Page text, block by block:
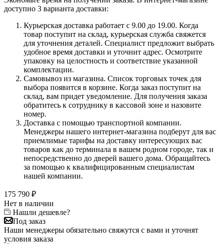
доступно 3 варианта доставки:
Курьерская доставка работает с 9.00 до 19.00. Когда
товар поступит на склад, курьерская служба свяжется
для уточнения деталей. Специалист предложит выбрать
удобное время доставки и уточнит адрес. Осмотрите
упаковку на целостность и соответствие указанной
комплектации.
Самовывоз из магазина. Список торговых точек для
выбора появится в корзине. Когда заказ поступит на
склад, вам придет уведомление. Для получения заказа
обратитесь к сотруднику в кассовой зоне и назовите
номер.
Доставка с помощью транспортной компании.
Менеджеры нашего интернет-магазина подберут для вас
приемлимые тарифы на доставку интересующих вас
товаров как до терминала в вашем родном городе, так и
непосредственно до дверей вашего дома. Обращайтесь
за помощью к квалифицированным специалистам
нашей компании.
175 790 ₽
Нет в наличии
Нашли дешевле?
Под заказ
Наши менеджеры обязательно свяжутся с вами и уточнят
условия заказа